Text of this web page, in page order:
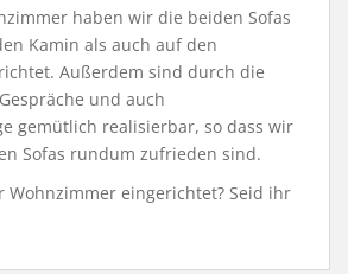
haben wir die beiden Sofas
Kamin als auch auf den
Außerdem sind durch die
und auch
gemütlich realisierbar, so dass wir
Sofas rundum zufrieden sind.
Wohnzimmer eingerichtet? Seid ihr